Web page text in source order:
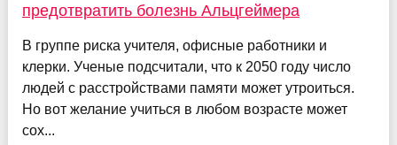
предотвратить болезнь Альцгеймера
В группе риска учителя, офисные работники и
клерки. Ученые подсчитали, что к 2050 году число
людей с расстройствами памяти может утроиться.
Но вот желание учиться в любом возрасте может
сох...